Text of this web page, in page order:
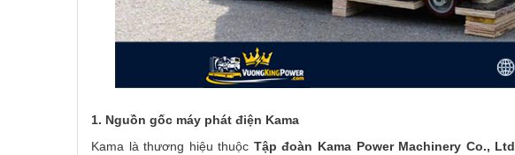
1. Nguồn gốc máy phát điện Kama
Kama là thương hiệu thuộc Tập đoàn Kama Power Machinery Co., Ltd